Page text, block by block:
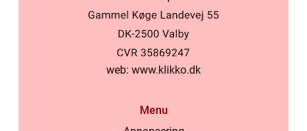
web: www.klikko.dk
Menu